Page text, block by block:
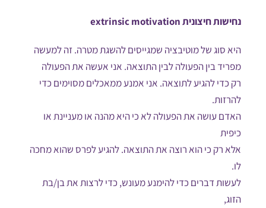
נחישות חיצונית extrinsic motivation
היא סוג של מוטיבציה שמגייסים להשגת מטרה. זה למעשה
מפריד בין הפעולה לבין התוצאה. אני אעשה את הפעולה
רק כדי להגיע לתוצאה. אני אמנע ממאכלים מסוימים כדי
להרזות.
האדם עושה את הפעולה לא כי היא מהנה או מעניינת או
כיפית
אלא רק כי הוא רוצה את התוצאה. להגיע לפרס שהוא מחכה
לו.
לעשות דברים כדי להימנע מעונש, כדי לרצות את בן/בת
הזוג,